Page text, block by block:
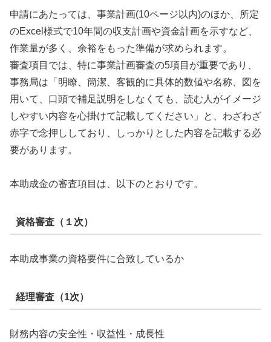
申請にあたっては、事業計画(10ページ以内)のほか、所定
のExcel様式で10年間の収支計画や資金計画を示すなど、
作業量が多く、余裕をもった準備が求められます。
審査項目では、特に事業計画審査の5項目が重要であり、
事務局は「明瞭、簡潔、客観的に具体的数値や名称、図を
用いて、口頭で補足説明をしなくても、読む人がイメージ
しやすい内容を心掛けて記載してください」と、わざわざ
赤字で念押ししており、しっかりとした内容を記載する必
要があります。
本助成金の審査項目は、以下のとおりです。
資格審査（１次）
本助成事業の資格要件に合致しているか
経理審査（1次）
財務内容の安全性・収益性・成長性